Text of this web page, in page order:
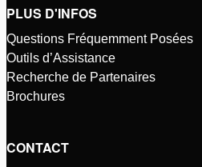
PLUS D'INFOS
Questions Fréquemment Posées
Outils d’Assistance
Recherche de Partenaires
Brochures
CONTACT